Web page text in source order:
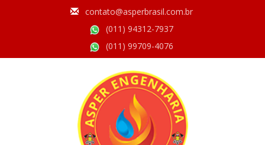
contato@asperbrasil.com.br
(011) 94312-7937
(011) 99709-4076